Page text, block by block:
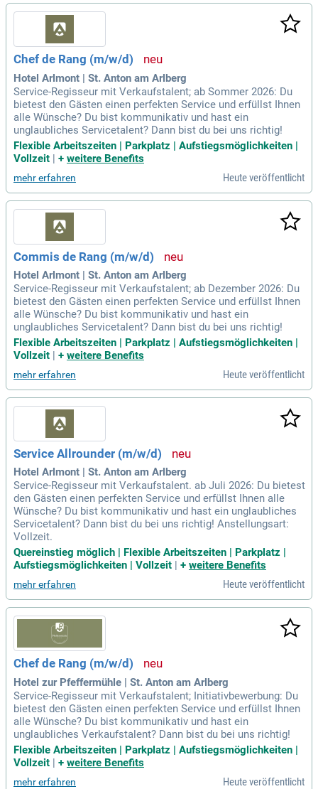
Chef de Rang (m/w/d)
Hotel Arlmont | St. Anton am Arlberg
Service-Regisseur mit Verkaufstalent; ab Sommer 2026: Du
bietest den Gästen einen perfekten Service und erfüllst Ihnen
alle Wünsche? Du bist kommunikativ und hast ein
unglaubliches Servicetalent? Dann bist du bei uns richtig!
Flexible Arbeitszeiten | Parkplatz | Aufstiegsmöglichkeiten |
Vollzeit | + weitere Benefits
mehr erfahren Heute veröffentlicht
Commis de Rang (m/w/d)
Hotel Arlmont | St. Anton am Arlberg
Service-Regisseur mit Verkaufstalent; ab Dezember 2026: Du
bietest den Gästen einen perfekten Service und erfüllst Ihnen
alle Wünsche? Du bist kommunikativ und hast ein
unglaubliches Servicetalent? Dann bist du bei uns richtig!
Flexible Arbeitszeiten | Parkplatz | Aufstiegsmöglichkeiten |
Vollzeit | + weitere Benefits
mehr erfahren Heute veröffentlicht
Service Allrounder (m/w/d)
Hotel Arlmont | St. Anton am Arlberg
Service-Regisseur mit Verkaufstalent. ab Juli 2026: Du bietest
den Gästen einen perfekten Service und erfüllst Ihnen alle
Wünsche? Du bist kommunikativ und hast ein unglaubliches
Servicetalent? Dann bist du bei uns richtig! Anstellungsart:
Vollzeit.
Quereinstieg möglich | Flexible Arbeitszeiten | Parkplatz |
Aufstiegsmöglichkeiten | Vollzeit
+ weitere Benefits
mehr erfahren Heute veröffentlicht
Chef de Rang (m/w/d)
Hotel zur Pfeffermühle | St. Anton am Arlberg
Service-Regisseur mit Verkaufstalent; Initiativbewerbung: Du
bietest den Gästen einen perfekten Service und erfüllst Ihnen
alle Wünsche? Du bist kommunikativ und hast ein
unglaubliches Verkaufstalent? Dann bist du bei uns richtig!
Flexible Arbeitszeiten | Parkplatz | Aufstiegsmöglichkeiten |
Vollzeit | + weitere Benefits
mehr erfahren Heute veröffentlicht